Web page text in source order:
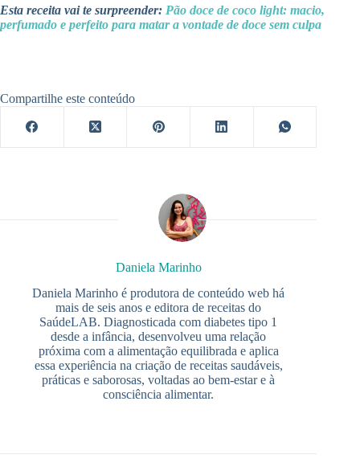
Esta receita vai te surpreender: Pão doce de coco light: macio,
perfumado e perfeito para matar a vontade de doce sem culpa
Compartilhe este conteúdo
Daniela Marinho
Daniela Marinho é produtora de conteúdo web há
mais de seis anos e editora de receitas do
SaúdeLAB. Diagnosticada com diabetes tipo 1
desde a infância, desenvolveu uma relação
próxima com a alimentação equilibrada e aplica
essa experiência na criação de receitas saudáveis,
práticas e saborosas, voltadas ao bem-estar e à
consciência alimentar.